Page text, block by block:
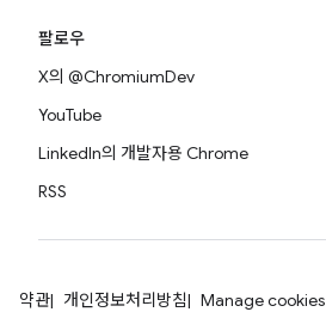
팔로우
X의 @ChromiumDev
YouTube
LinkedIn의 개발자용 Chrome
RSS
약관 개인정보처리방침 Manage cookies